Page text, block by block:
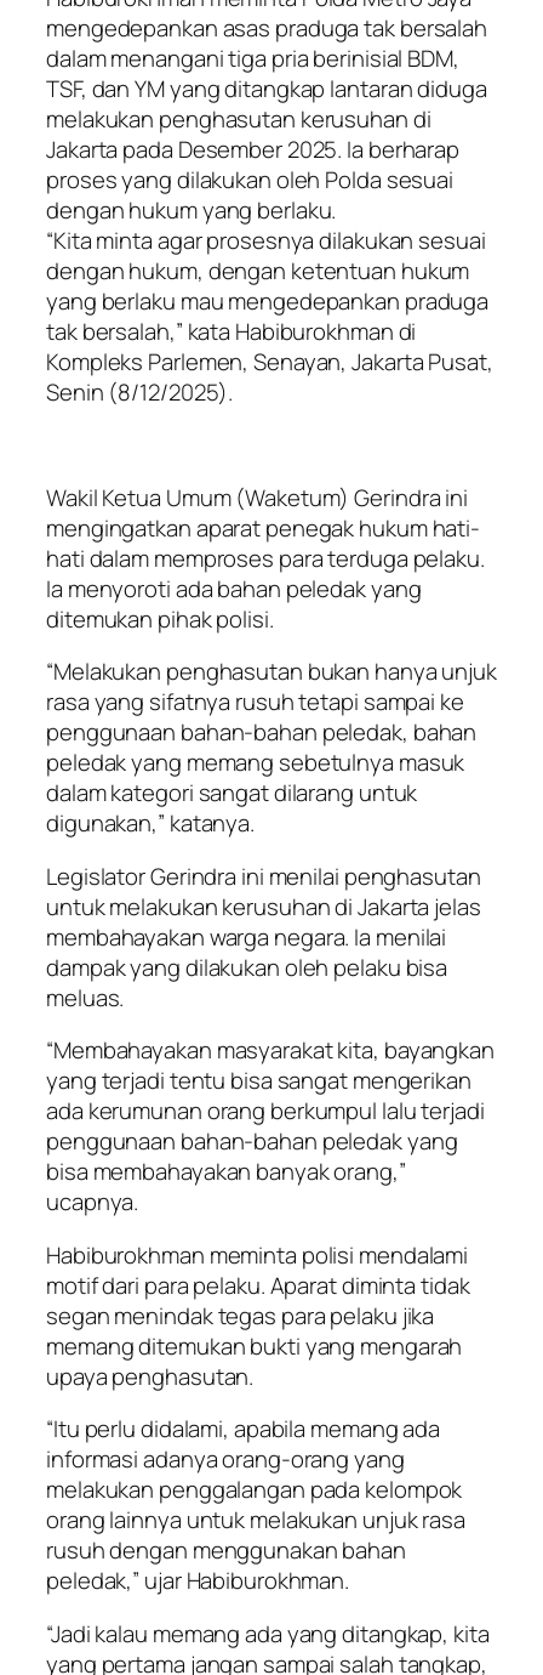
mengedepankan asas praduga tak bersalah
dalam menangani tiga pria berinisial BDM,
TSF, dan YM yang ditangkap lantaran diduga
melakukan penghasutan kerusuhan di
Jakarta pada Desember 2025. Ia berharap
proses yang dilakukan oleh Polda sesuai
dengan hukum yang berlaku.
“Kita minta agar prosesnya dilakukan sesuai
dengan hukum, dengan ketentuan hukum
yang berlaku mau mengedepankan praduga
tak bersalah,” kata Habiburokhman di
Kompleks Parlemen, Senayan, Jakarta Pusat,
Senin (8/12/2025).
Wakil Ketua Umum (Waketum) Gerindra ini
mengingatkan aparat penegak hukum hati-
hati dalam memproses para terduga pelaku.
Ia menyoroti ada bahan peledak yang
ditemukan pihak polisi.
“Melakukan penghasutan bukan hanya unjuk
rasa yang sifatnya rusuh tetapi sampai ke
penggunaan bahan-bahan peledak, bahan
peledak yang memang sebetulnya masuk
dalam kategori sangat dilarang untuk
digunakan,” katanya.
Legislator Gerindra ini menilai penghasutan
untuk melakukan kerusuhan di Jakarta jelas
membahayakan warga negara. Ia menilai
dampak yang dilakukan oleh pelaku bisa
meluas.
“Membahayakan masyarakat kita, bayangkan
yang terjadi tentu bisa sangat mengerikan
ada kerumunan orang berkumpul lalu terjadi
penggunaan bahan-bahan peledak yang
bisa membahayakan banyak orang,”
ucapnya.
Habiburokhman meminta polisi mendalami
motif dari para pelaku. Aparat diminta tidak
segan menindak tegas para pelaku jika
memang ditemukan bukti yang mengarah
upaya penghasutan.
“Itu perlu didalami, apabila memang ada
informasi adanya orang-orang yang
melakukan penggalangan pada kelompok
orang lainnya untuk melakukan unjuk rasa
rusuh dengan menggunakan bahan
peledak,” ujar Habiburokhman.
“Jadi kalau memang ada yang ditangkap, kita
yang pertama jangan sampai salah tangkap,